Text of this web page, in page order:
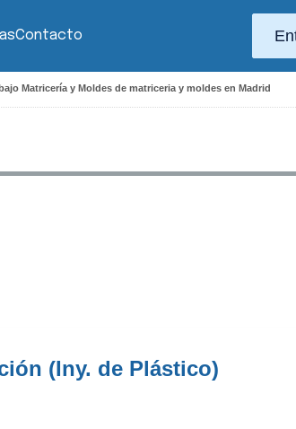
Contacto
Matricería y Moldes de matriceria y moldes en Madrid
(Iny. de Plástico)